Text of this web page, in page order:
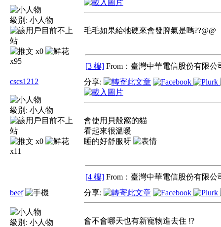
級別: 小人物
x0
x95
毛毛如果給牠硬來會發脾氣是嗎??@@
[3 樓] From：臺灣中華電信股份有限公
cscs1212
級別: 小人物
x0
x11
分享:
會使用貝殼窩的貓
看起來很溫暖
睡的好舒服呀
[4 樓] From：臺灣中華電信股份有限公
beef
級別: 小人物
分享:
會不會哪天也有新寵物進去住 !?